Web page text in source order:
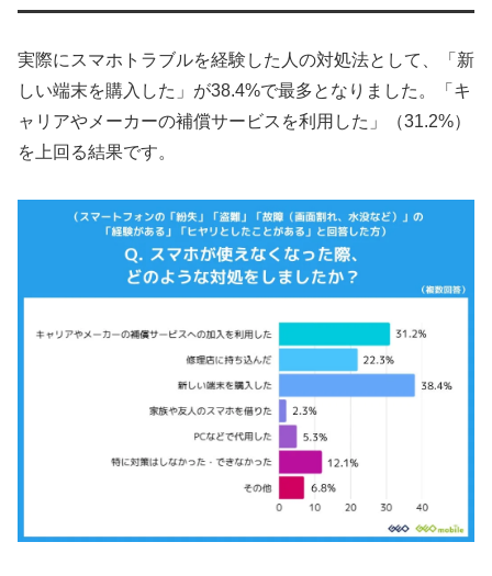
実際にスマホトラブルを経験した人の対処法として、「新
しい端末を購入した」が38.4%で最多となりました。「キ
ャリアやメーカーの補償サービスを利用した」（31.2%）
を上回る結果です。